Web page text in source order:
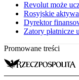
Revolut może
Rosyjskie
Dyrektor
Zatory płatnicze
Promowane treści